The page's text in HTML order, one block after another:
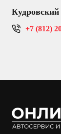
Кудровский
+7 (812)